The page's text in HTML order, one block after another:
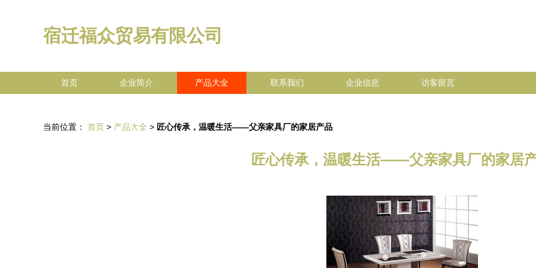
宿迁福众贸易有限公司
首页 企业简介 产品大全 联系我们 企业信息 访客留言
当前位置： 首页 > 产品大全 > 匠心传承，温暖生活——父亲家具厂的家居产品
匠心传承，温暖生活——父亲家具厂的家居